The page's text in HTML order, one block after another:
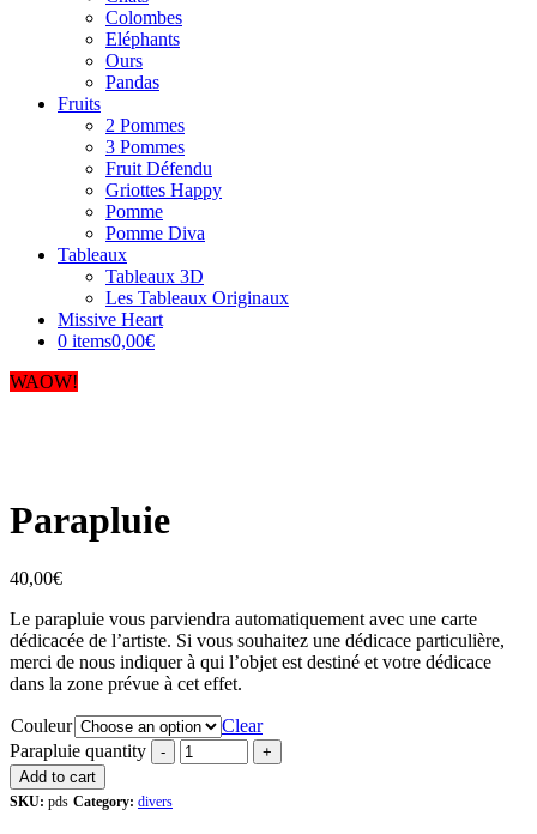
Colombes
Eléphants
Ours
Pandas
Fruits
2 Pommes
3 Pommes
Fruit Défendu
Griottes Happy
Pomme
Pomme Diva
Tableaux
Tableaux 3D
Les Tableaux Originaux
Missive Heart
0 items0,00€
WAOW!
Parapluie
40,00€
Le parapluie vous parviendra automatiquement avec une carte
dédicacée de l’artiste. Si vous souhaitez une dédicace particulière,
merci de nous indiquer à qui l’objet est destiné et votre dédicace
dans la zone prévue à cet effet.
Couleur
Clear
Parapluie quantity
Add to cart
SKU: pds Category: divers